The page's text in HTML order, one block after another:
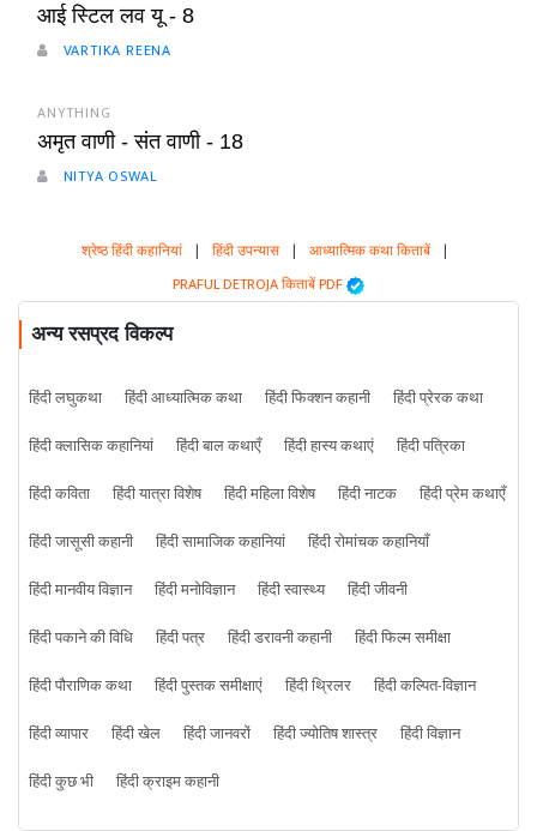
आई स्टिल लव यू - 8
VARTIKA REENA
ANYTHING
अमृत वाणी - संत वाणी - 18
NITYA OSWAL
श्रेष्ठ हिंदी कहानियां | हिंदी उपन्यास | आध्यात्मिक कथा किताबें |
PRAFUL DETROJA किताबें PDF
अन्य रसप्रद विकल्प
हिंदी लघुकथा हिंदी आध्यात्मिक कथा हिंदी फिक्शन कहानी
हिंदी प्रेरक कथा
हिंदी क्लासिक कहानियां
हिंदी बाल कथाएँ हिंदी हास्य कथाएं
हिंदी पत्रिका
हिंदी कविता
हिंदी यात्रा विशेष हिंदी महिला विशेष हिंदी नाटक
हिंदी प्रेम कथाएँ
हिंदी जासूसी कहानी
हिंदी सामाजिक कहानियां
हिंदी रोमांचक कहानियाँ
हिंदी मानवीय विज्ञान
हिंदी मनोविज्ञान हिंदी स्वास्थ्य
हिंदी जीवनी
हिंदी पकाने की विधि
हिंदी पत्र हिंदी डरावनी कहानी
हिंदी फिल्म समीक्षा
हिंदी पौराणिक कथा
हिंदी पुस्तक समीक्षाएं हिंदी थ्रिलर
हिंदी कल्पित-विज्ञान
हिंदी व्यापार
हिंदी खेल हिंदी जानवरों हिंदी ज्योतिष शास्त्र
हिंदी विज्ञान
हिंदी कुछ भी
हिंदी क्राइम कहानी